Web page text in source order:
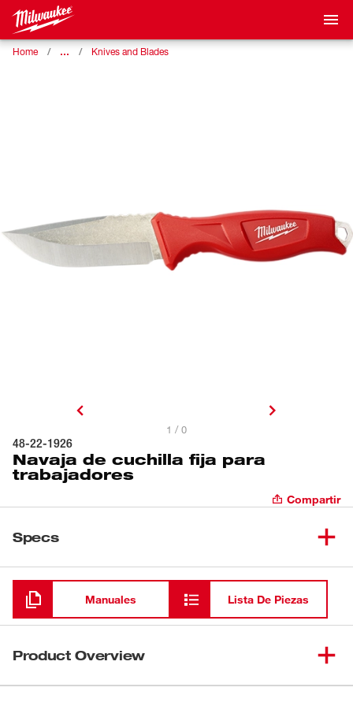
Home … Knives and Blades
1 / 0
48-22-1926
Navaja de cuchilla fija para
trabajadores
Compartir
Specs
Cargando
Manuales Lista De Piezas
Product Overview